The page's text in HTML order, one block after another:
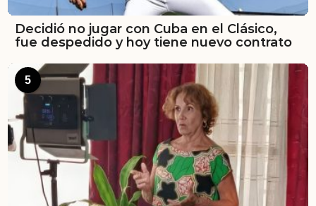
Decidió no jugar con Cuba en el Clásico,
fue despedido y hoy tiene nuevo contrato
5